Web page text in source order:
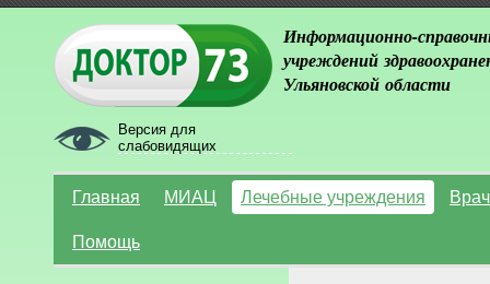
Версия для
слабовидящих
Информационно-
учреждений
Ульяновской области
Главная МИАЦ Лечебные учреждения
Помощь